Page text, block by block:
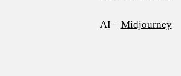
AI – Midjourney